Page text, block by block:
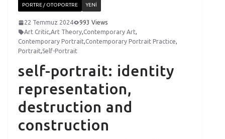
PORTRE / OTOPORTRE YENI
22 Temmuz 2024
993 Views
Art Critic,Art Theory,Contemporary Art,
Contemporary Portrait,Contemporary Portrait Practice,
Portrait,Self-Portrait
self-portrait: identity
representation,
destruction and
construction